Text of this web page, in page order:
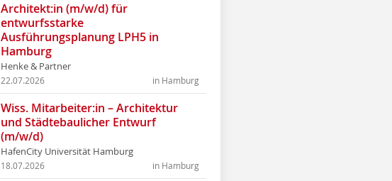
Architekt:in (m/w/d) für
entwurfsstarke
Ausführungsplanung LPH5 in
Hamburg
Henke & Partner
in Hamburg
22.07.2026
Wiss. Mitarbeiter:in – Architektur
und Städtebaulicher Entwurf
(m/w/d)
HafenCity Universität Hamburg
in Hamburg
18.07.2026